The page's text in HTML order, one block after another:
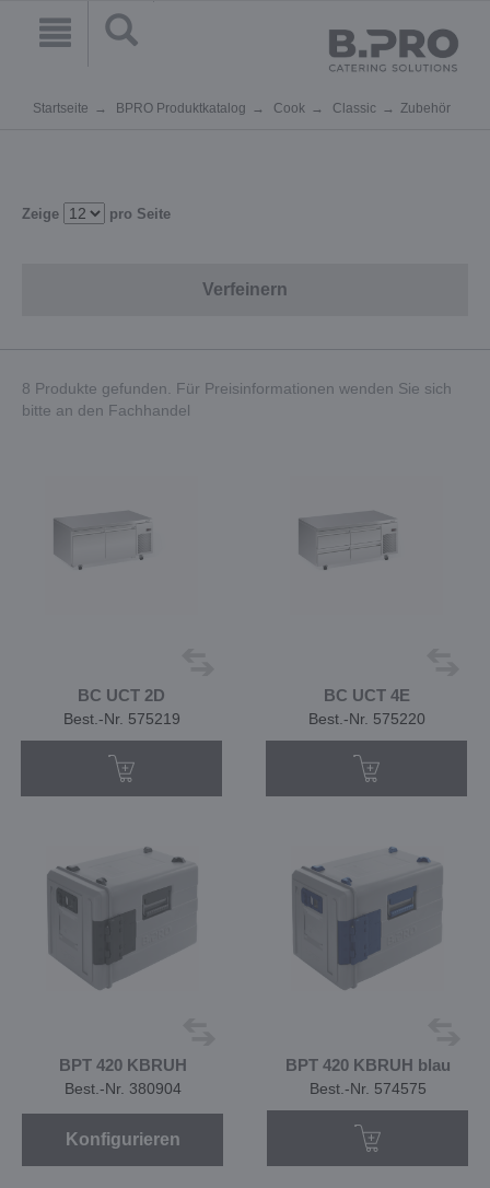
Startseite BPRO Produktkatalog Cook Classic Zubehör
Zeige pro Seite
Verfeinern
8 Produkte gefunden. Für Preisinformationen wenden Sie sich
bitte an den Fachhandel
BC UCT 2D
Best.-Nr. 575219
BC UCT 4E
Best.-Nr. 575220
BPT 420 KBRUH
Best.-Nr. 380904
Konfigurieren
BPT 420 KBRUH blau
Best.-Nr. 574575